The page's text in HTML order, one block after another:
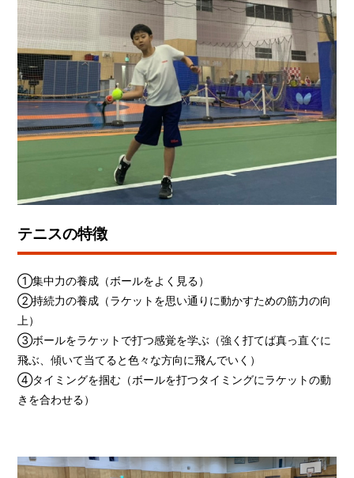
テニスの特徴
①集中力の養成（ボールをよく見る）
②持続力の養成（ラケットを思い通りに動かすための筋力の向
上）
③ボールをラケットで打つ感覚を学ぶ（強く打てば真っ直ぐに
飛ぶ、傾いて当てると色々な方向に飛んでいく）
④タイミングを掴む（ボールを打つタイミングにラケットの動
きを合わせる）